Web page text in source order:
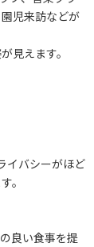
児来訪などが
見えます。
イバシーがほど
。
良い食事を提